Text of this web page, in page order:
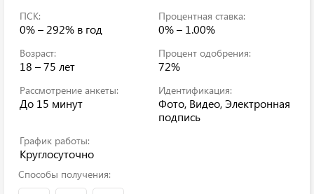
ПСК:
0% – 292% в год
Процентная ставка:
0% – 1.00%
Возраст:
18 – 75 лет
Процент одобрения:
72%
Рассмотрение анкеты:
До 15 минут
Идентификация:
Фото, Видео, Электронная
подпись
График работы:
Круглосуточно
Способы получения: